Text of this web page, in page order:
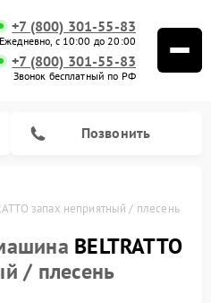
+7 (800) 301-55-83
Ежедневно, с 10:00 до 20:00
+7 (800) 301-55-83
Звонок бесплатный по РФ
Позвонить
запах неприятный / плесень
BELTRATTO
/ плесень